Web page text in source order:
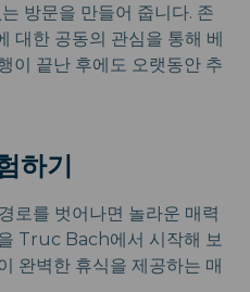
방문을 만들어 줍니다. 존
대한 공동의 관심을 통해 베
이 끝난 후에도 오랫동안 추
하기
로를 벗어나면 놀라운 매력
Truc Bach에서 시작해 보
완벽한 휴식을 제공하는 매